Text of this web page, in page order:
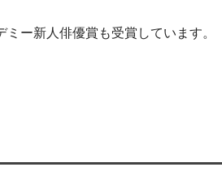
ー新人俳優賞も受賞しています。